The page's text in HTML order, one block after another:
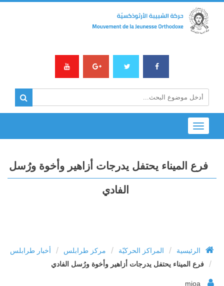
Toggle
navigation
فرع الميناء يحتفل يدرجات أزاهير وأخوة ورُسل
الفادي
الرئيسية / المراكز الحركيّة / مركز طرابلس / أخبار طرابلس
/ فرع الميناء يحتفل يدرجات أزاهير وأخوة ورُسل الفادي